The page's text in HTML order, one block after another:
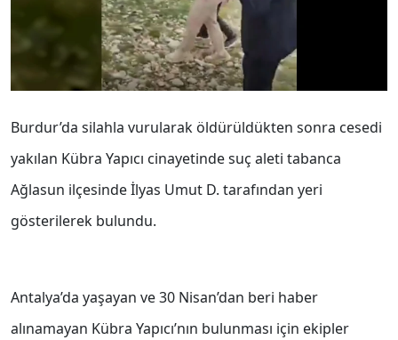
Burdur’da silahla vurularak öldürüldükten sonra cesedi
yakılan Kübra Yapıcı cinayetinde suç aleti tabanca
Ağlasun ilçesinde İlyas Umut D. tarafından yeri
gösterilerek bulundu.
Antalya’da yaşayan ve 30 Nisan’dan beri haber
alınamayan Kübra Yapıcı’nın bulunması için ekipler